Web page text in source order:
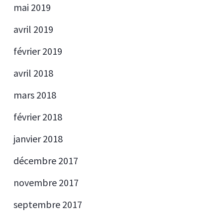
mai 2019
avril 2019
février 2019
avril 2018
mars 2018
février 2018
janvier 2018
décembre 2017
novembre 2017
septembre 2017